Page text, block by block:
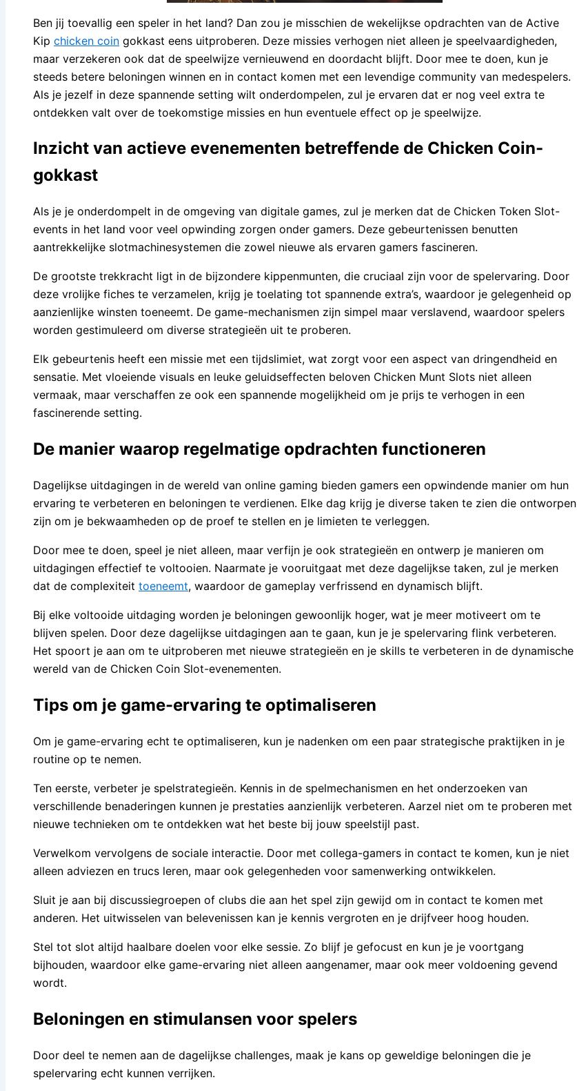
Ben jij toevallig een speler in het land? Dan zou je misschien de wekelijkse opdrachten van de Active
Kip chicken coin gokkast eens uitproberen. Deze missies verhogen niet alleen je speelvaardigheden,
maar verzekeren ook dat de speelwijze vernieuwend en doordacht blijft. Door mee te doen, kun je
steeds betere beloningen winnen en in contact komen met een levendige community van medespelers.
Als je jezelf in deze spannende setting wilt onderdompelen, zul je ervaren dat er nog veel extra te
ontdekken valt over de toekomstige missies en hun eventuele effect op je speelwijze.
Inzicht van actieve evenementen betreffende de Chicken Coin-
gokkast
Als je je onderdompelt in de omgeving van digitale games, zul je merken dat de Chicken Token Slot-
events in het land voor veel opwinding zorgen onder gamers. Deze gebeurtenissen benutten
aantrekkelijke slotmachinesystemen die zowel nieuwe als ervaren gamers fascineren.
De grootste trekkracht ligt in de bijzondere kippenmunten, die cruciaal zijn voor de spelervaring. Door
deze vrolijke fiches te verzamelen, krijg je toelating tot spannende extra’s, waardoor je gelegenheid op
aanzienlijke winsten toeneemt. De game-mechanismen zijn simpel maar verslavend, waardoor spelers
worden gestimuleerd om diverse strategieën uit te proberen.
Elk gebeurtenis heeft een missie met een tijdslimiet, wat zorgt voor een aspect van dringendheid en
sensatie. Met vloeiende visuals en leuke geluidseffecten beloven Chicken Munt Slots niet alleen
vermaak, maar verschaffen ze ook een spannende mogelijkheid om je prijs te verhogen in een
fascinerende setting.
De manier waarop regelmatige opdrachten functioneren
Dagelijkse uitdagingen in de wereld van online gaming bieden gamers een opwindende manier om hun
ervaring te verbeteren en beloningen te verdienen. Elke dag krijg je diverse taken te zien die ontworpen
zijn om je bekwaamheden op de proef te stellen en je limieten te verleggen.
Door mee te doen, speel je niet alleen, maar verfijn je ook strategieën en ontwerp je manieren om
uitdagingen effectief te voltooien. Naarmate je vooruitgaat met deze dagelijkse taken, zul je merken
dat de complexiteit toeneemt, waardoor de gameplay verfrissend en dynamisch blijft.
Bij elke voltooide uitdaging worden je beloningen gewoonlijk hoger, wat je meer motiveert om te
blijven spelen. Door deze dagelijkse uitdagingen aan te gaan, kun je je spelervaring flink verbeteren.
Het spoort je aan om te uitproberen met nieuwe strategieën en je skills te verbeteren in de dynamische
wereld van de Chicken Coin Slot-evenementen.
Tips om je game-ervaring te optimaliseren
Om je game-ervaring echt te optimaliseren, kun je nadenken om een paar strategische praktijken in je
routine op te nemen.
Ten eerste, verbeter je spelstrategieën. Kennis in de spelmechanismen en het onderzoeken van
verschillende benaderingen kunnen je prestaties aanzienlijk verbeteren. Aarzel niet om te proberen met
nieuwe technieken om te ontdekken wat het beste bij jouw speelstijl past.
Verwelkom vervolgens de sociale interactie. Door met collega-gamers in contact te komen, kun je niet
alleen adviezen en trucs leren, maar ook gelegenheden voor samenwerking ontwikkelen.
Sluit je aan bij discussiegroepen of clubs die aan het spel zijn gewijd om in contact te komen met
anderen. Het uitwisselen van belevenissen kan je kennis vergroten en je drijfveer hoog houden.
Stel tot slot altijd haalbare doelen voor elke sessie. Zo blijf je gefocust en kun je je voortgang
bijhouden, waardoor elke game-ervaring niet alleen aangenamer, maar ook meer voldoening gevend
wordt.
Beloningen en stimulansen voor spelers
Door deel te nemen aan de dagelijkse challenges, maak je kans op geweldige beloningen die je
spelervaring echt kunnen verrijken.